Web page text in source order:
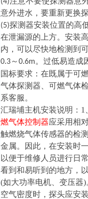
意外进水，要重新更换
(5)探测器安装位置的高
在泄漏源的上方。安装
内，可以尽快地检测到
0.3～0.6m。过低易造
国标要求：在既属于可
气体探测器、可燃气体
系客服。
汇瑞埔主机安装说明：1
燃气体控制器应采用相
触燃烧气体传感器的检
金属。因此，在安装时
以便于维修人员进行日
看到和易听到的地方，
(如大功率电机、变压器
空气密度时，探头应安